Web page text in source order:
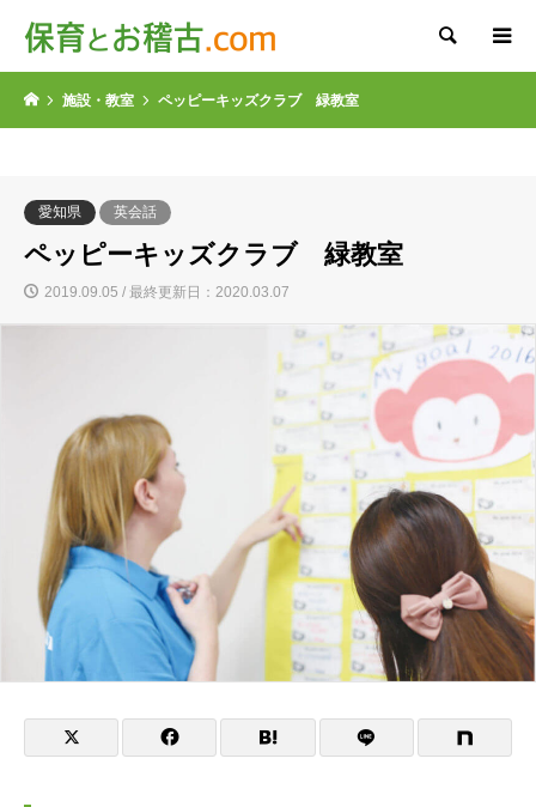
検索
施設・教室 ペッピーキッズクラブ 緑教室
愛知県 英会話
ペッピーキッズクラブ 緑教室
2019.09.05 / 最終更新日：2020.03.07